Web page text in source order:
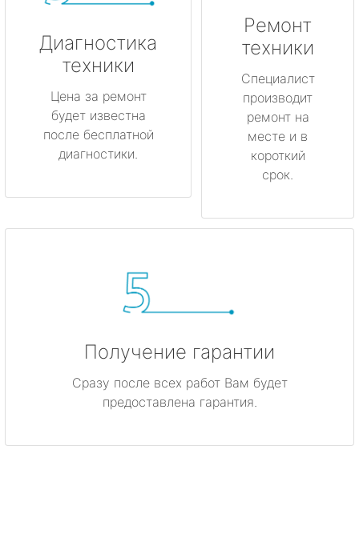
Диагностика
техники
Цена за ремонт
будет известна
после бесплатной
диагностики.
Ремонт
техники
Специалист
производит
ремонт на
месте и в
короткий
срок.
Получение гарантии
Сразу после всех работ Вам будет
предоставлена гарантия.